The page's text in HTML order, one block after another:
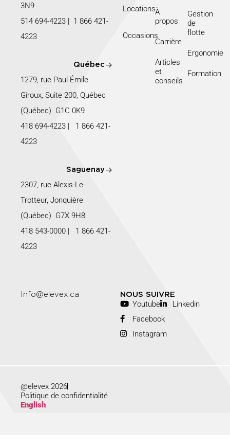
3N9
514 694-4223 | 1 866 421-
4223
Québec
1279, rue Paul-Émile
Giroux, Suite 200, Québec
(Québec) G1C 0K9
418 694-4223 | 1 866 421-
4223
Saguenay
2307, rue Alexis-Le-
Trotteur, Jonquière
(Québec) G7X 9H8
418 543-0000 | 1 866 421-
4223
Locations
Occasions
À
propos
Carrière
Articles
et
conseils
Gestion
de
flotte
Ergonomie
Formation
Info@elevex.ca NOUS SUIVRE
Youtube
Linkedin
Facebook
Instagram
@elevex 2026
Politique de confidentialité
English